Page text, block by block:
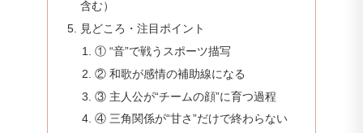
含む）
見どころ・注目ポイント
① “音”で戦うスポーツ描写
② 和歌が感情の補助線になる
③ 主人公が“チームの顔”に育つ過程
④ 三角関係が“甘さ”だけで終わらない